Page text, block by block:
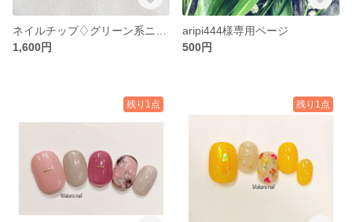
1,600円
aripi444様専用ページ
500円
残り1点 残り1点